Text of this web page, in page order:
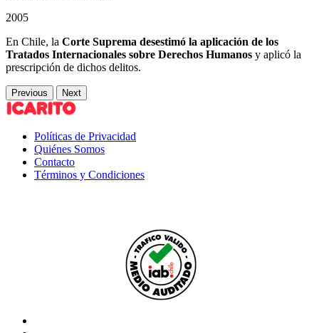
2005
En Chile, la Corte Suprema desestimó la aplicación de los
Tratados Internacionales sobre Derechos Humanos y aplicó la
prescripción de dichos delitos.
Previous Next
Políticas de Privacidad
Quiénes Somos
Contacto
Términos y Condiciones